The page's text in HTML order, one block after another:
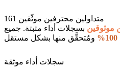
161 متداولين محترفين موثّقين
موثوقين بسجلات أداء مثبتة. جميع
سجلات أداء موثقة